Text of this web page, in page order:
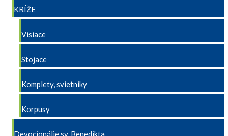
KRÍŽE
Visiace
Stojace
Komplety, svietniky
Korpusy